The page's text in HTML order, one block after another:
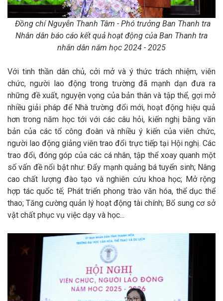
Đồng chí Nguyễn Thanh Tâm - Phó trưởng Ban Thanh tra
Nhân dân báo cáo kết quả hoạt động của Ban Thanh tra
nhân dân năm học 2024 - 2025
Với tinh thần dân chủ, cởi mở và ý thức trách nhiệm, viên
chức, người lao động trong trường đã mạnh dạn đưa ra
những đề xuất, nguyện vọng của bản thân và tập thể, gợi mở
nhiều giải pháp để Nhà trường đổi mới, hoạt động hiệu quả
hơn trong năm học tới với các câu hỏi, kiến nghị bằng văn
bản của các tổ công đoàn và nhiều ý kiến của viên chức,
người lao động giảng viên trao đổi trực tiếp tại Hội nghị. Các
trao đổi, đóng góp của các cá nhân, tập thể xoay quanh một
số vấn đề nổi bật như: Đẩy mạnh quảng bá tuyển sinh; Nâng
cao chất lượng đào tạo và nghiên cứu khoa học; Mở rộng
hợp tác quốc tế; Phát triển phong trào văn hóa, thể dục thể
thao; Tăng cường quản lý hoạt động tài chính; Bổ sung cơ sở
vật chất phục vụ việc dạy và học...